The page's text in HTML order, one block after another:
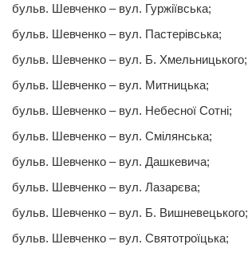
бульв. Шевченко – вул. Гуржіївська;
бульв. Шевченко – вул. Пастерiвська;
бульв. Шевченко – вул. Б. Хмельницького;
бульв. Шевченко – вул. Митницька;
бульв. Шевченко – вул. Небесної Сотні;
бульв. Шевченко – вул. Смiлянська;
бульв. Шевченко – вул. Дашкевича;
бульв. Шевченко – вул. Лазарєва;
бульв. Шевченко – вул. Б. Вишневецького;
бульв. Шевченко – вул. Святотроїцька;